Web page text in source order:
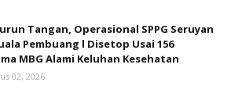
Tangan, Operasional SPPG Seruyan
Pembuang l Disetop Usai 156
MBG Alami Keluhan Kesehatan
02, 2026